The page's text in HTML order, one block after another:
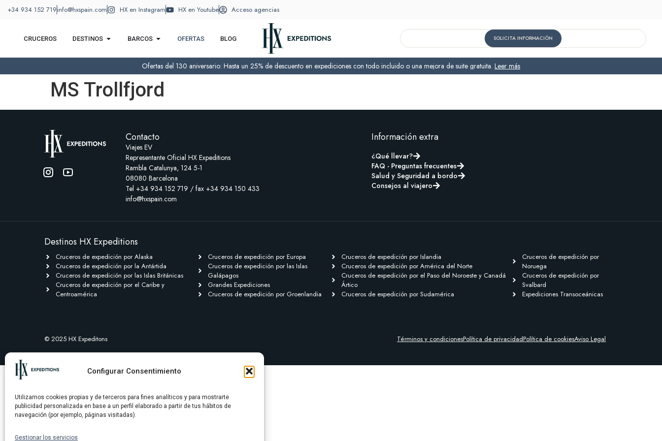
Configurar Consentimiento
Utilizamos cookies propias y de terceros para fines analíticos y para mostrarte
publicidad personalizada en base a un perfil elaborado a partir de tus hábitos de
navegación (por ejemplo, páginas visitadas).
Gestionar los servicios
+34 934 152 719info@hxspain.com HX en Instagram HX en Youtube Acceso agencias
CRUCEROS DESTINOS BARCOS OFERTAS BLOG SOLICITA INFORMACIÓN
Ofertas del 130 aniversario: Hasta un 25% de descuento en expediciones con todo incluido o una mejora de suite gratuita. Leer más
MS Trollfjord
Contacto
Viajes EV
Representante Oficial HX Expeditions
Rambla Catalunya, 124 5-1
08080 Barcelona
Tel +34 934 152 719 / fax +34 934 150 433
info@hxspain.com
Información extra
¿Qué llevar?
FAQ - Preguntas frecuentes
Salud y Seguridad a bordo
Consejos al viajero
Destinos HX Expeditions
Cruceros de expedición por Alaska
Cruceros de expedición por la Antártida
Cruceros de expedición por las Islas Británicas
Cruceros de expedición por el Caribe y
Centroamérica
Cruceros de expedición por Europa
Cruceros de expedición por las Islas
Galápagos
Grandes Expediciones
Cruceros de expedición por Groenlandia
Cruceros de expedición por Islandia
Cruceros de expedición por América del Norte
Cruceros de expedición por el Paso del Noroeste y Canadá
Ártico
Cruceros de expedición por Sudamérica
Cruceros de expedición por
Noruega
Cruceros de expedición por
Svalbard
Expediciones Transoceánicas
© 2025 HX Expeditons Términos y condicionesPolítica de privacidadPolítica de cookiesAviso Legal